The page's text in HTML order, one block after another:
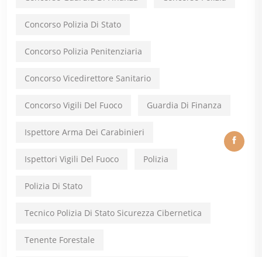
Concorso Polizia Di Stato
Concorso Polizia Penitenziaria
Concorso Vicedirettore Sanitario
Concorso Vigili Del Fuoco Guardia Di Finanza
Ispettore Arma Dei Carabinieri
Ispettori Vigili Del Fuoco Polizia
Polizia Di Stato
Tecnico Polizia Di Stato Sicurezza Cibernetica
Tenente Forestale